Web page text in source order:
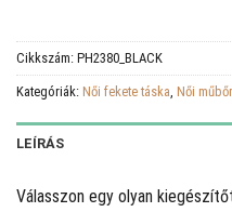
Cikkszám: PH2380_BLACK
Kategóriák: Női fekete táska, Női
LEÍRÁS
Válasszon egy olyan